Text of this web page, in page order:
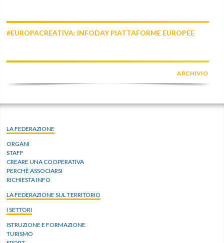
#EUROPACREATIVA: INFODAY PIATTAFORME EUROPEE
ARCHIVIO
LA FEDERAZIONE
ORGANI
STAFF
CREARE UNA COOPERATIVA
PERCHÈ ASSOCIARSI
RICHIESTA INFO
LA FEDERAZIONE SUL TERRITORIO
I SETTORI
ISTRUZIONE E FORMAZIONE
TURISMO